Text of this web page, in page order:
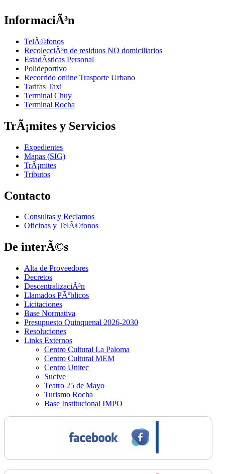
InformaciÃ³n
TelÃ©fonos
RecolecciÃ³n de residuos NO domiciliarios
EstadÃ­sticas Personal
Polideportivo
Recorrido online Trasporte Urbano
Tarifas Taxi
Terminal Chuy
Terminal Rocha
TrÃ¡mites y Servicios
Expedientes
Mapas (SIG)
TrÃ¡mites
Tributos
Contacto
Consultas y Reclamos
Oficinas y TelÃ©fonos
De interÃ©s
Alta de Proveedores
Decretos
DescentralizaciÃ³n
Llamados PÃºblicos
Licitaciones
Base Normativa
Presupuesto Quinquenal 2026-2030
Resoluciones
Links Externos
Centro Cultural La Paloma
Centro Cultural MEM
Centro Unitec
Sucive
Teatro 25 de Mayo
Turismo Rocha
Base Institucional IMPO